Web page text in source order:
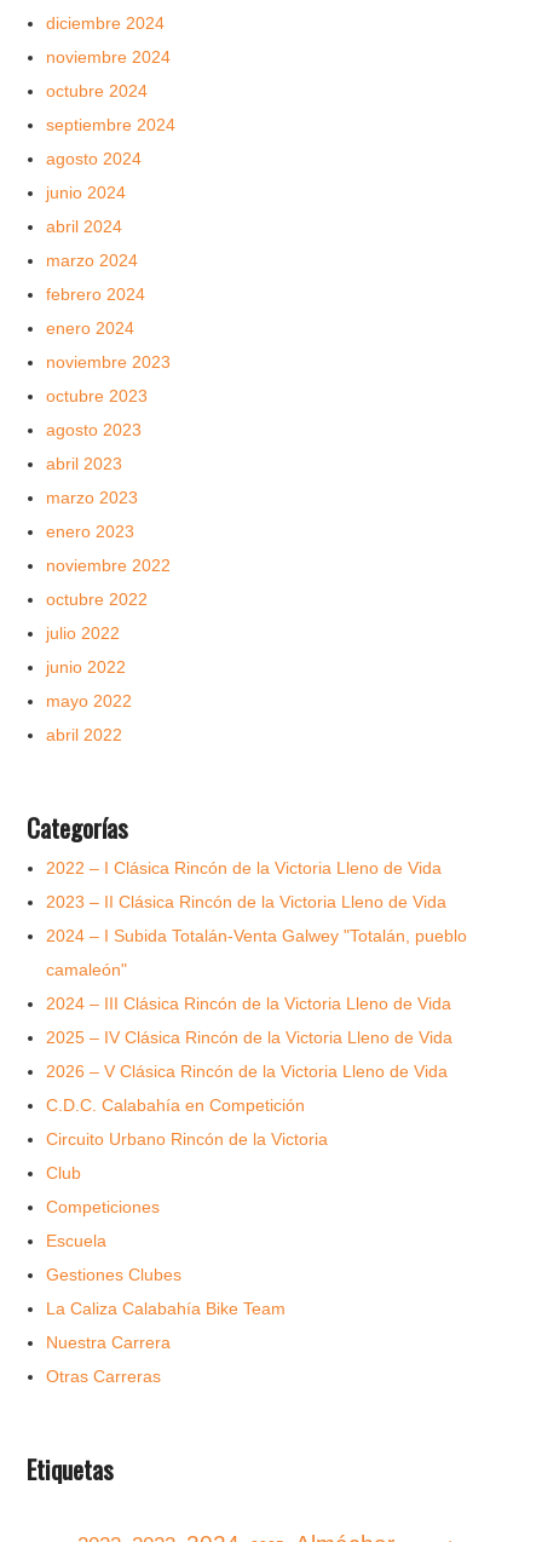
diciembre 2024
noviembre 2024
octubre 2024
septiembre 2024
agosto 2024
junio 2024
abril 2024
marzo 2024
febrero 2024
enero 2024
noviembre 2023
octubre 2023
agosto 2023
abril 2023
marzo 2023
enero 2023
noviembre 2022
octubre 2022
julio 2022
junio 2022
mayo 2022
abril 2022
Categorías
2022 – I Clásica Rincón de la Victoria Lleno de Vida
2023 – II Clásica Rincón de la Victoria Lleno de Vida
2024 – I Subida Totalán-Venta Galwey "Totalán, pueblo
camaleón"
2024 – III Clásica Rincón de la Victoria Lleno de Vida
2025 – IV Clásica Rincón de la Victoria Lleno de Vida
2026 – V Clásica Rincón de la Victoria Lleno de Vida
C.D.C. Calabahía en Competición
Circuito Urbano Rincón de la Victoria
Club
Competiciones
Escuela
Gestiones Clubes
La Caliza Calabahía Bike Team
Nuestra Carrera
Otras Carreras
Etiquetas